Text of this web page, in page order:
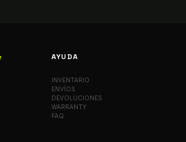
AYUDA
INVENTARIO
ENVÍOS
DEVOLUCIONES
WARRANTY
FAQ